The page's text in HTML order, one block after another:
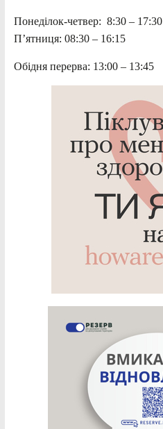
Понеділок-четвер: 8:30 – 17:30
П’ятниця: 08:30 – 16:15
Обідня перерва: 13:00 – 13:45